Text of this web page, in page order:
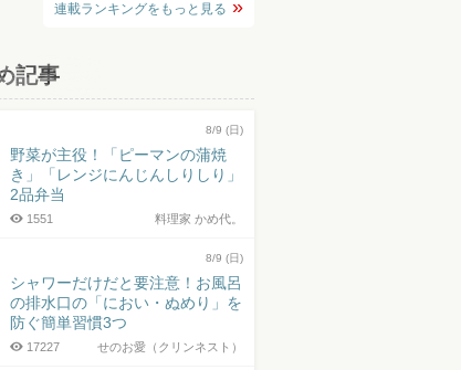
連載ランキングをもっと見る
記事
8/9 (日)
野菜が主役！「ピーマンの蒲焼
き」「レンジにんじんしりしり」
2品弁当
料理家 かめ代。
1551
8/9 (日)
シャワーだけだと要注意！お風呂
の排水口の「におい・ぬめり」を
防ぐ簡単習慣3つ
せのお愛（クリンネスト）
17227